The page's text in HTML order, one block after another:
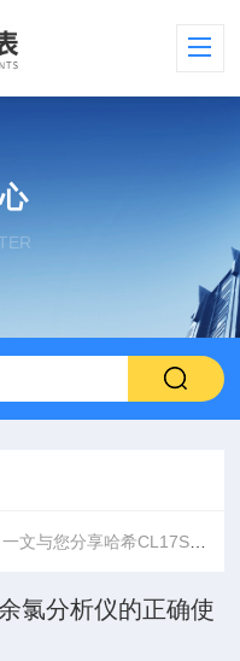
一文与您分享哈希CL17SC余氯分析仪的正确使用步骤
氯分析仪的正确使